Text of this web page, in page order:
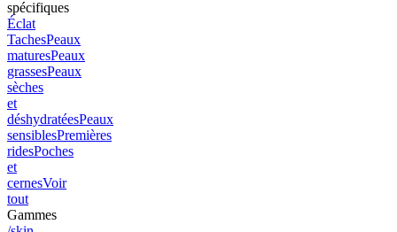
spécifiques
Éclat
TachesPeaux
maturesPeaux
grassesPeaux
sèches
et
déshydratéesPeaux
sensiblesPremières
ridesPoches
et
cernesVoir
tout
Gammes